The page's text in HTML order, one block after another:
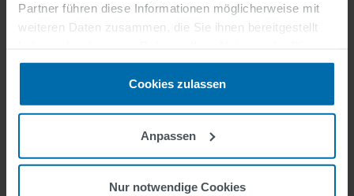
Partner führen diese Informationen möglicherweise mit
weiteren Daten zusammen, die Sie ihnen bereitgestellt
gesammelt haben.
Cookies zulassen
Anpassen
Nur notwendige Cookies
Ich stimme der Datenschutzerklärung zu.
Informationen zur Einwilligungserklärung (Talent Pool) finden